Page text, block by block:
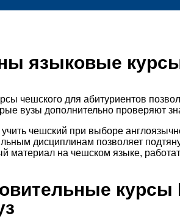
языковые
чешского для абитуриентов
вузы дополнительно проверяют
чешский при выборе
дисциплинам позволяет
материал на чешском языке,